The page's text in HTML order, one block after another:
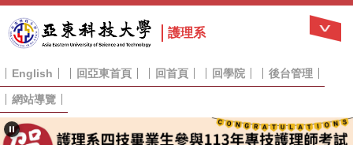
到
主
內
容
區
護理系
English 回亞東首頁 回首頁 回學院 後台管理
網站導覽